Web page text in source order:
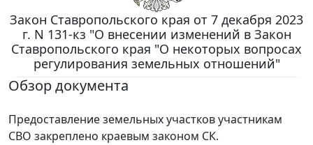
Закон Ставропольского края от 7 декабря 2023
г. N 131-кз "О внесении изменений в Закон
Ставропольского края "О некоторых вопросах
регулирования земельных отношений"
Обзор документа
Предоставление земельных участков участникам
СВО закреплено краевым законом СК.